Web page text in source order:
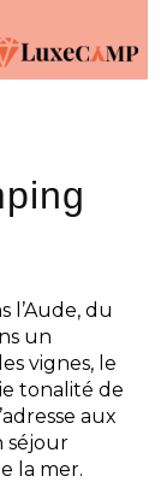
l’Aude, du
un
vignes, le
tonalité de
aux
séjour
la mer.